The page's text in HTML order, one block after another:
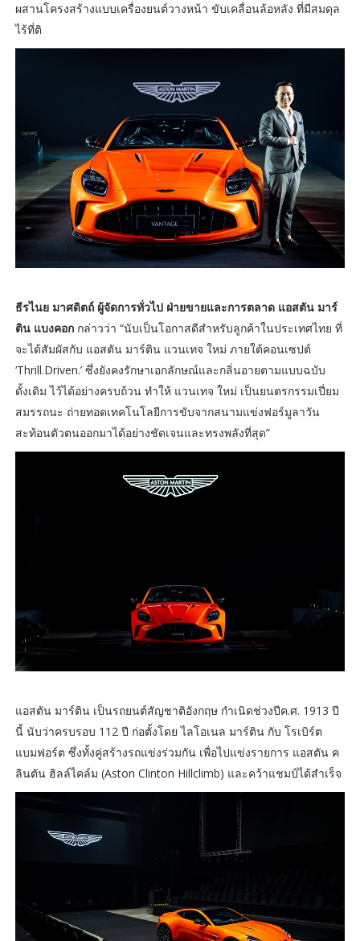
ผสานโครงสร้างแบบเครื่องยนต์วางหน้า ขับเคลื่อนล้อหลัง ที่มีสมดุล
ไร้ที่ติ
ธีรไนย มาศดิตถ์ ผู้จัดการทั่วไป ฝ่ายขายและการตลาด แอสตัน มาร์
ติน แบงคอกกล่าวว่า “นับเป็นโอกาสดีสำหรับลูกค้าในประเทศไทย ที่
จะได้สัมผัสกับ แอสตัน มาร์ติน แวนเทจ ใหม่ ภายใต้คอนเซปต์
‘Thrill.Driven.’ ซึ่งยังคงรักษาเอกลักษณ์และกลิ่นอายตามแบบฉบับ
ดั้งเดิม ไว้ได้อย่างครบถ้วน ทำให้ แวนเทจ ใหม่ เป็นยนตรกรรมเปี่ยม
สมรรถนะ ถ่ายทอดเทคโนโลยีการขับจากสนามแข่งฟอร์มูลาวัน
สะท้อนตัวตนออกมาได้อย่างชัดเจนและทรงพลังที่สุด”
แอสตัน มาร์ติน เป็นรถยนต์สัญชาติอังกฤษ กำเนิดช่วงปีค.ศ. 1913 ปี
นี้ นับว่าครบรอบ 112 ปี ก่อตั้งโดย ไลโอเนล มาร์ติน กับ โรเบิร์ต
แบมฟอร์ต ซึ่งทั้งคู่สร้างรถแข่งร่วมกัน เพื่อไปแข่งรายการ แอสตัน ค
ลินตัน ฮิลล์ไคล์ม (Aston Clinton Hillclimb) และคว้าแชมป์ได้สำเร็จ